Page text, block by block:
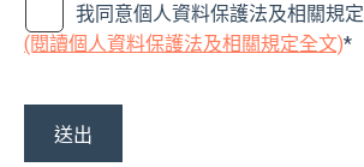
我同意個人資料保護法及相關規定
(閱讀個人資料保護法及相關規定全文)*